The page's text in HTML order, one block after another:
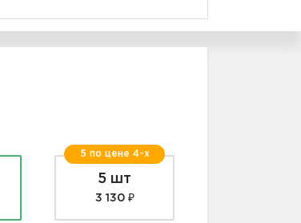
5 по цене 4-х
5 шт
3 130 ₽